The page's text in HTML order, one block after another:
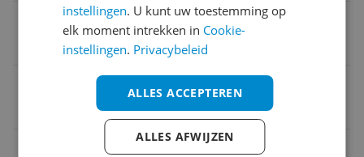
Periode na opening
Land van oorsprong
instellingen. U kunt uw toestemming op
elk moment intrekken in Cookie-
instellingen. Privacybeleid
ALLES ACCEPTEREN
ALLES AFWIJZEN